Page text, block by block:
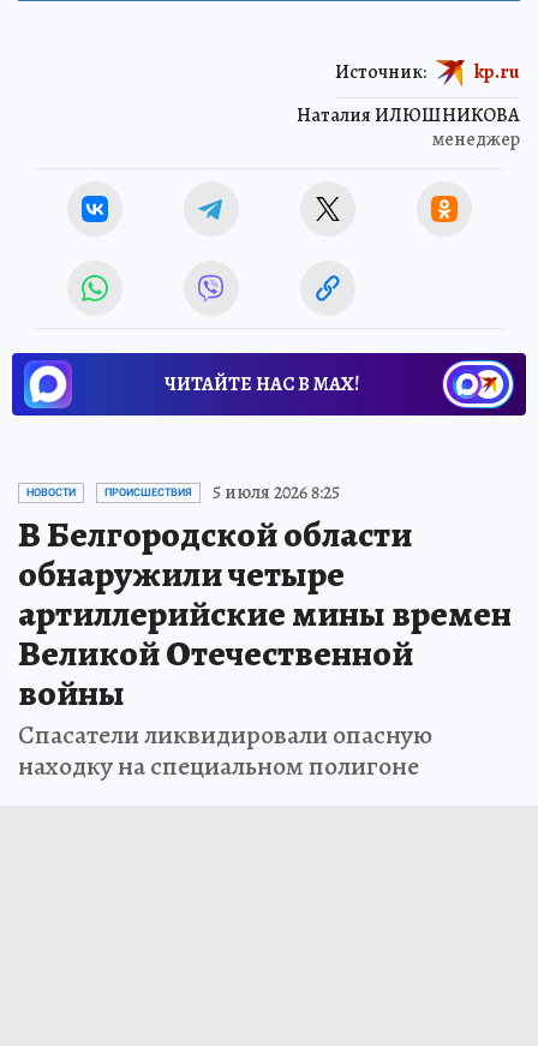
Наталия ИЛЮШНИКОВА
менеджер
Источник: kp.ru
ЧИТАЙТЕ НАС В МАХ!
НОВОСТИ ПРОИСШЕСТВИЯ 5 июля 2026 8:25
В Белгородской области
обнаружили четыре
артиллерийские мины времен
Великой Отечественной
войны
Спасатели ликвидировали опасную
находку на специальном полигоне